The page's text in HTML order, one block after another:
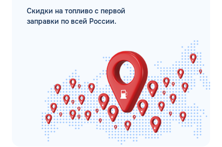
Скидки на топливо с первой
заправки по всей России.